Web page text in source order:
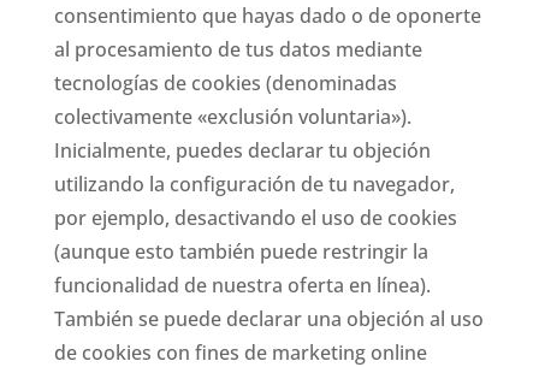
consentimiento que hayas dado o de oponerte
al procesamiento de tus datos mediante
tecnologías de cookies (denominadas
colectivamente «exclusión voluntaria»).
Inicialmente, puedes declarar tu objeción
utilizando la configuración de tu navegador,
por ejemplo, desactivando el uso de cookies
(aunque esto también puede restringir la
funcionalidad de nuestra oferta en línea).
También se puede declarar una objeción al uso
de cookies con fines de marketing online